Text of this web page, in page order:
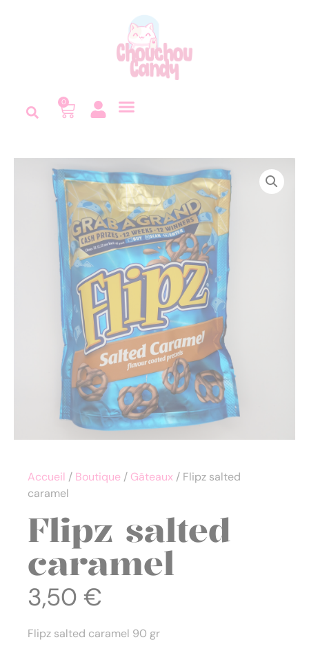
0
Accueil / Boutique / Gâteaux / Flipz salted
caramel
Flipz salted
caramel
3,50 €
Flipz salted caramel 90 gr